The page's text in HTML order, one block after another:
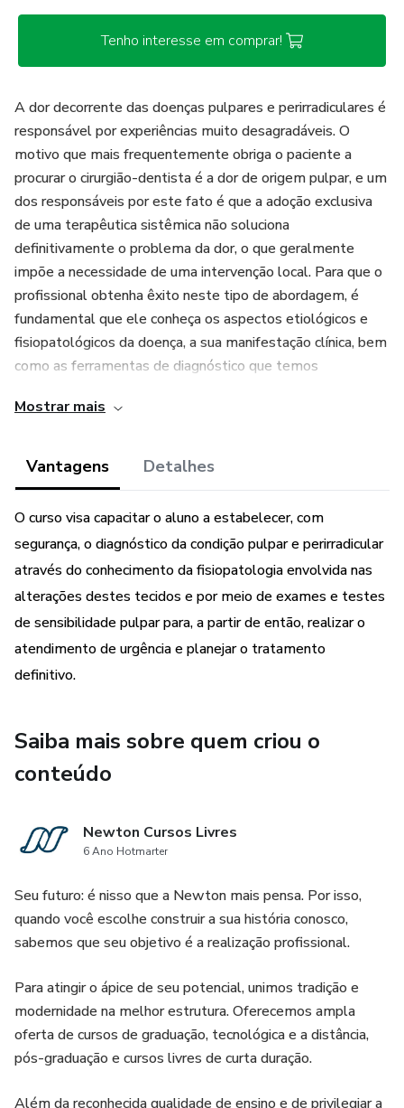
Tenho interesse em comprar!
A dor decorrente das doenças pulpares e perirradiculares é
responsável por experiências muito desagradáveis. O
motivo que mais frequentemente obriga o paciente a
procurar o cirurgião-dentista é a dor de origem pulpar, e um
dos responsáveis por este fato é que a adoção exclusiva
de uma terapêutica sistêmica não soluciona
definitivamente o problema da dor, o que geralmente
impõe a necessidade de uma intervenção local. Para que o
profissional obtenha êxito neste tipo de abordagem, é
fundamental que ele conheça os aspectos etiológicos e
fisiopatológicos da doença, a sua manifestação clínica, bem
como as ferramentas de diagnóstico que temos
profissional se torna capaz de realizar corretamente o
pulpares e perirradiculares.
da área da saúde.”
Mostrar mais
Vantagens Detalhes
O curso visa capacitar o aluno a estabelecer, com
segurança, o diagnóstico da condição pulpar e perirradicular
através do conhecimento da fisiopatologia envolvida nas
alterações destes tecidos e por meio de exames e testes
de sensibilidade pulpar para, a partir de então, realizar o
atendimento de urgência e planejar o tratamento
definitivo.
Saiba mais sobre quem criou o
conteúdo
Newton Cursos Livres
6 Ano Hotmarter
Seu futuro: é nisso que a Newton mais pensa. Por isso,
quando você escolhe construir a sua história conosco,
sabemos que seu objetivo é a realização profissional.
Para atingir o ápice de seu potencial, unimos tradição e
modernidade na melhor estrutura. Oferecemos ampla
oferta de cursos de graduação, tecnológica e a distância,
pós-graduação e cursos livres de curta duração.
Além da reconhecida qualidade de ensino e de privilegiar a